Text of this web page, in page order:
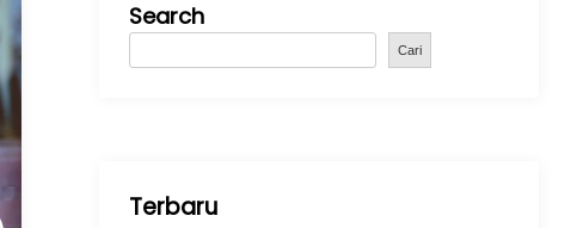
Search
Cari
Terbaru